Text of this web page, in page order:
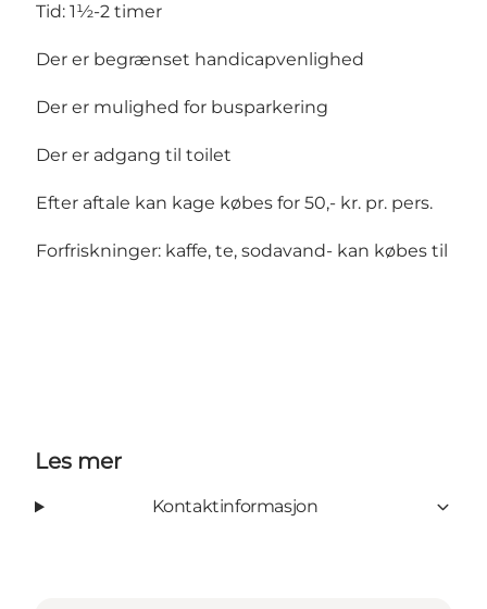
Tid: 1½-2 timer
Der er begrænset handicapvenlighed
Der er mulighed for busparkering
Der er adgang til toilet
Efter aftale kan kage købes for 50,- kr. pr. pers.
Forfriskninger: kaffe, te, sodavand- kan købes til 25,-
Les mer
Kontaktinformasjon